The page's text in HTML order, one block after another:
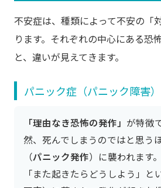
不安症は、種類によって不安の「
ります。それぞれの中心にある恐
と、違いが見えてきます。
パニック症（パニック障害）
「理由なき恐怖の発作」 が特徴
然、死んでしまうのではと思う
（パニック発作）に襲われます
「また起きたらどうしよう」と